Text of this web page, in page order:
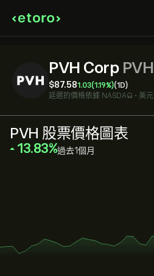
PVH Corp PVH
‎$‎87.581.03(1.19%)(1D)
延遲的價格依據 NASDAQ • 美元
PVH 股票價格圖表
‎13.83‎ 過去1個月